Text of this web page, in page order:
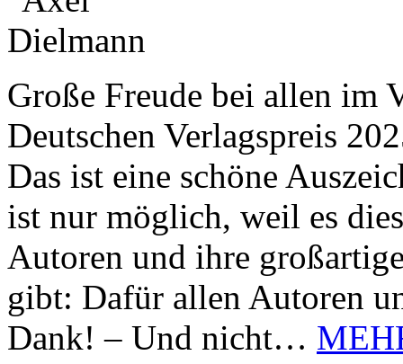
Große Freude bei allen im
Deutschen Verlagspreis
Das ist eine schöne
ist nur möglich, weil es
Autoren und ihre
gibt: Dafür allen Autoren
Dank! – Und nicht…